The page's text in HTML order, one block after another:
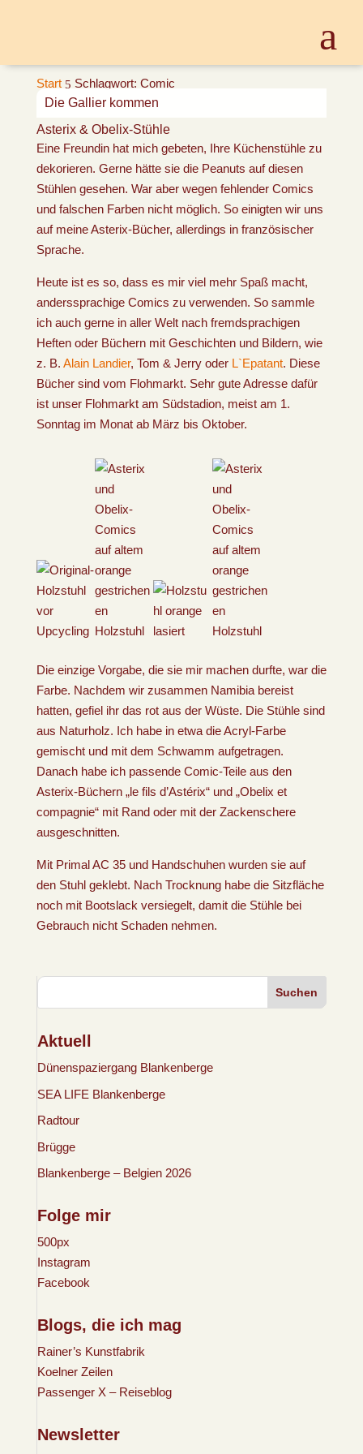
Start 5 Schlagwort: Comic
Die Gallier kommen
Asterix & Obelix-Stühle
Eine Freundin hat mich gebeten, Ihre Küchenstühle zu
dekorieren. Gerne hätte sie die Peanuts auf diesen
Stühlen gesehen. War aber wegen fehlender Comics
und falschen Farben nicht möglich. So einigten wir uns
auf meine Asterix-Bücher, allerdings in französischer
Sprache.
Heute ist es so, dass es mir viel mehr Spaß macht,
anderssprachige Comics zu verwenden. So sammle
ich auch gerne in aller Welt nach fremdsprachigen
Heften oder Büchern mit Geschichten und Bildern, wie
z. B. Alain Landier, Tom & Jerry oder L`Epatant. Diese
Bücher sind vom Flohmarkt. Sehr gute Adresse dafür
ist unser Flohmarkt am Südstadion, meist am 1.
Sonntag im Monat ab März bis Oktober.
Die einzige Vorgabe, die sie mir machen durfte, war die
Farbe. Nachdem wir zusammen Namibia bereist
hatten, gefiel ihr das rot aus der Wüste. Die Stühle sind
aus Naturholz. Ich habe in etwa die Acryl-Farbe
gemischt und mit dem Schwamm aufgetragen.
Danach habe ich passende Comic-Teile aus den
Asterix-Büchern „le fils d’Astérix“ und „Obelix et
compagnie“ mit Rand oder mit der Zackenschere
ausgeschnitten.
Mit Primal AC 35 und Handschuhen wurden sie auf
den Stuhl geklebt. Nach Trocknung habe die Sitzfläche
noch mit Bootslack versiegelt, damit die Stühle bei
Gebrauch nicht Schaden nehmen.
Suchen
Aktuell
Dünenspaziergang Blankenberge
SEA LIFE Blankenberge
Radtour
Brügge
Blankenberge – Belgien 2026
Folge mir
500px
Instagram
Facebook
Blogs, die ich mag
Rainer’s Kunstfabrik
Koelner Zeilen
Passenger X – Reiseblog
Newsletter